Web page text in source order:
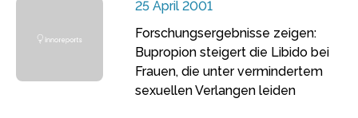
25 April 2001
Forschungsergebnisse zeigen:
Bupropion steigert die Libido bei
Frauen, die unter vermindertem
sexuellen Verlangen leiden